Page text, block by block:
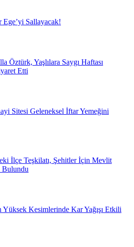
Ege’yi Sallayacak!
Öztürk, Yaşlılara Saygı Haftası
Etti
Sitesi Geleneksel İftar Yemeğini
İlçe Teşkilatı, Şehitler İçin Mevlit
Bulundu
Yüksek Kesimlerinde Kar Yağışı Etkili